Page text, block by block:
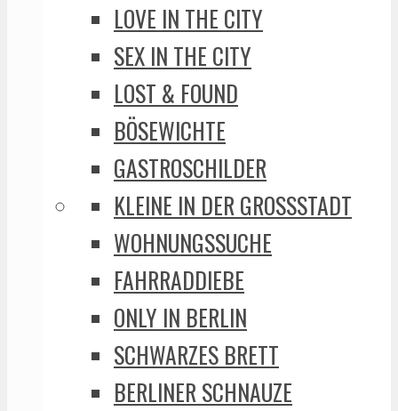
LOVE IN THE CITY
SEX IN THE CITY
LOST & FOUND
BÖSEWICHTE
GASTROSCHILDER
KLEINE IN DER GROSSSTADT
WOHNUNGSSUCHE
FAHRRADDIEBE
ONLY IN BERLIN
SCHWARZES BRETT
BERLINER SCHNAUZE